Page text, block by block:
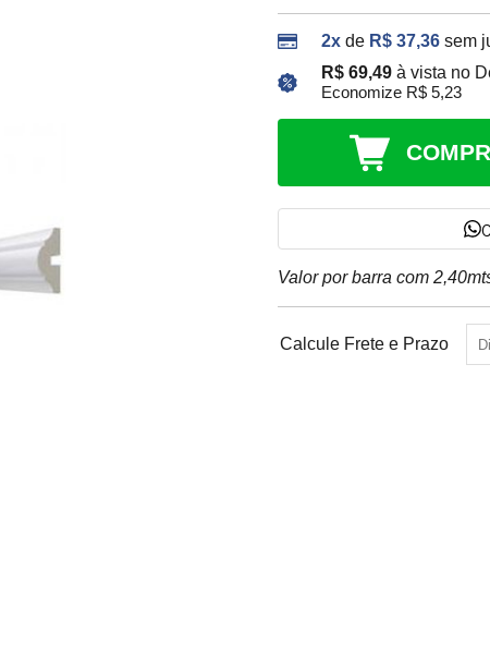
2x de R$ 37,36 sem
R$ 69,49à vista no
Economize R$ 5,23
Valor por barra com
Calcule Frete e Prazo